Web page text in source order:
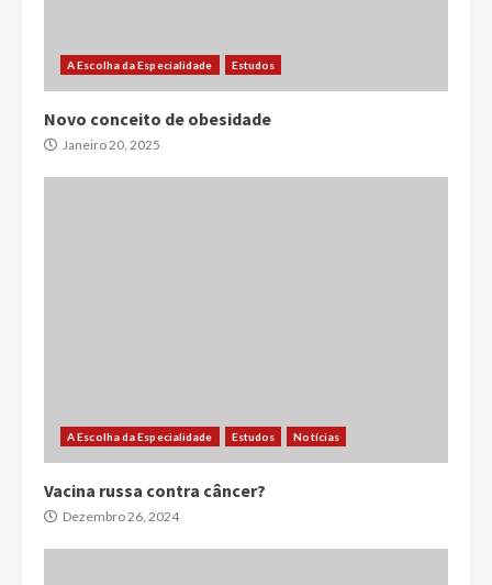
A Escolha da Especialidade Estudos
Novo conceito de obesidade
Janeiro 20, 2025
A Escolha da Especialidade Estudos Notícias
Vacina russa contra câncer?
Dezembro 26, 2024